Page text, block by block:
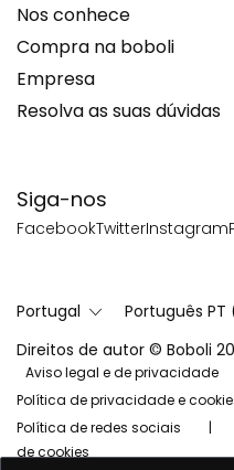
Siga-nos
FacebookTwitterInstagram
Nos conhece
Compra na boboli
Empresa
Resolva as suas dúvidas
Portugal
Português
Direitos de autor © Boboli
Aviso legal e de privacidade
Política de privacidade e
Política de redes sociais
de cookies